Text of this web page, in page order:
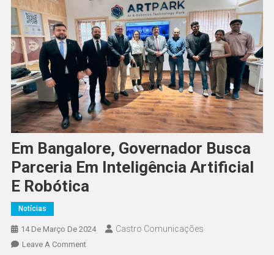
Em Bangalore, Governador Busca
Parceria Em Inteligência Artificial
E Robótica
Notícias
14 De Março De 2024 Castro Comunicações
Leave A Comment